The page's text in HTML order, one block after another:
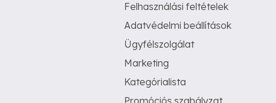
Felhasználási feltételek
Adatvédelmi beállítások
Ügyfélszolgálat
Marketing
Kategórialista
Promóciós szabályzat